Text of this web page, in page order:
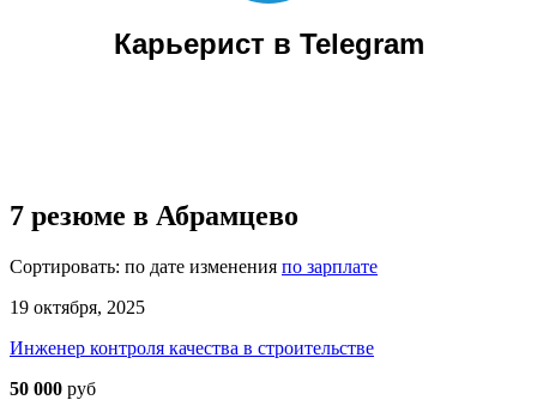
Карьерист в Telegram
7 резюме в Абрамцево
Сортировать: по дате изменения по зарплате
19 октября, 2025
Инженер контроля качества в строительстве
50 000 руб